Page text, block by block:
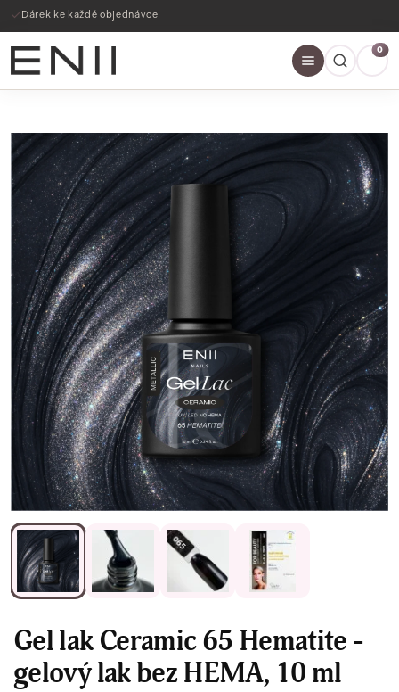
Dárek ke každé objednávce
0
Gel lak Ceramic 65 Hematite -
gelový lak bez HEMA, 10 ml